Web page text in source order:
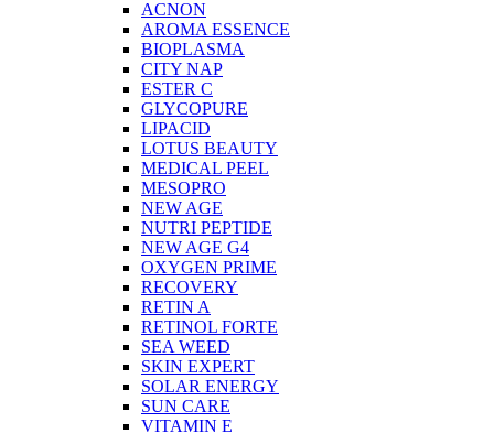
ACNON
AROMA ESSENCE
BIOPLASMA
CITY NAP
ESTER C
GLYCOPURE
LIPACID
LOTUS BEAUTY
MEDICAL PEEL
MESOPRO
NEW AGE
NUTRI PEPTIDE
NEW AGE G4
OXYGEN PRIME
RECOVERY
RETIN A
RETINOL FORTE
SEA WEED
SKIN EXPERT
SOLAR ENERGY
SUN CARE
VITAMIN E